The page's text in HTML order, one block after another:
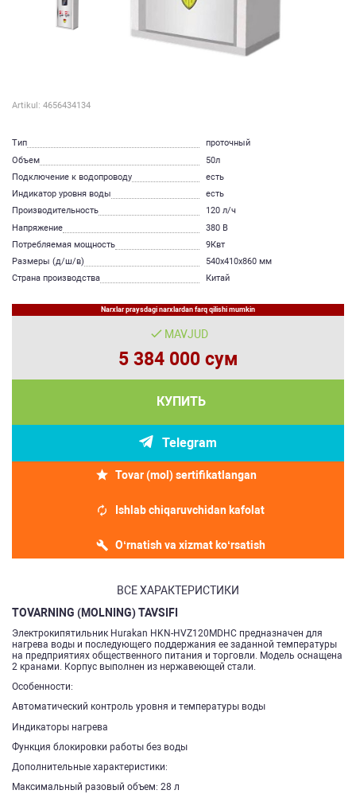
Artikul: 4656434134
Тип
проточный
Объем
50л
Подключение к водопроводу
есть
Индикатор уровня воды
есть
Производительность
120 л/ч
Напряжение
380 В
Потребляемая мощность
9Квт
Размеры (д/ш/в)
540x410x860 мм
Страна производства
Китай
Narxlar praysdagi narxlardan farq qilishi mumkin
MAVJUD
5 384 000 сум
КУПИТЬ
Telegram
Tovar (mol) sertifikatlangan
Ishlab chiqaruvchidan kafolat
O‘rnatish va xizmat ko‘rsatish
ВСЕ ХАРАКТЕРИСТИКИ
TOVARNING (MOLNING) TAVSIFI
Электрокипятильник Hurakan HKN-HVZ120MDHC предназначен для
нагрева воды и последующего поддержания ее заданной температуры
на предприятиях общественного питания и торговли. Модель оснащена
2 кранами. Корпус выполнен из нержавеющей стали.
Особенности:
Автоматический контроль уровня и температуры воды
Индикаторы нагрева
Функция блокировки работы без воды
Дополнительные характеристики:
Максимальный разовый объем: 28 л